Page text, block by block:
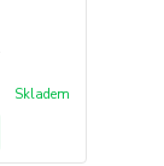
Skladem